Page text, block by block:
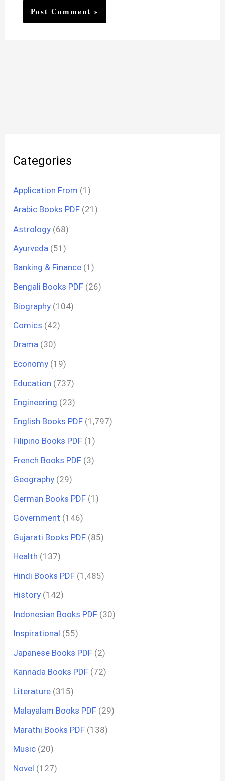
Categories
Application From (1)
Arabic Books PDF (21)
Astrology (68)
Ayurveda (51)
Banking & Finance (1)
Bengali Books PDF (26)
Biography (104)
Comics (42)
Drama (30)
Economy (19)
Education (737)
Engineering (23)
English Books PDF (1,797)
Filipino Books PDF (1)
French Books PDF (3)
Geography (29)
German Books PDF (1)
Government (146)
Gujarati Books PDF (85)
Health (137)
Hindi Books PDF (1,485)
History (142)
Indonesian Books PDF (30)
Inspirational (55)
Japanese Books PDF (2)
Kannada Books PDF (72)
Literature (315)
Malayalam Books PDF (29)
Marathi Books PDF (138)
Music (20)
Novel (127)